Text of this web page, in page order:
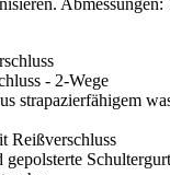
- 2-Wege
strapazierfähigem
Reißverschluss
gepolsterte